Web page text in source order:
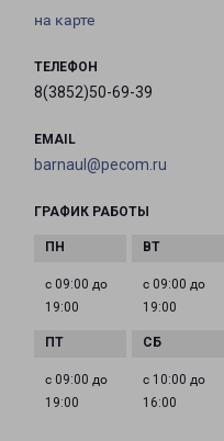
на карте
ТЕЛЕФОН
8(3852)50-69-39
EMAIL
barnaul@pecom.ru
ГРАФИК РАБОТЫ
с 09:00 до
19:00
с 09:00 до
19:00
с 09:00 до
19:00
с 10:00 до
16:00